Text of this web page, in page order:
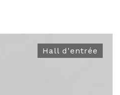
Hall d'entrée